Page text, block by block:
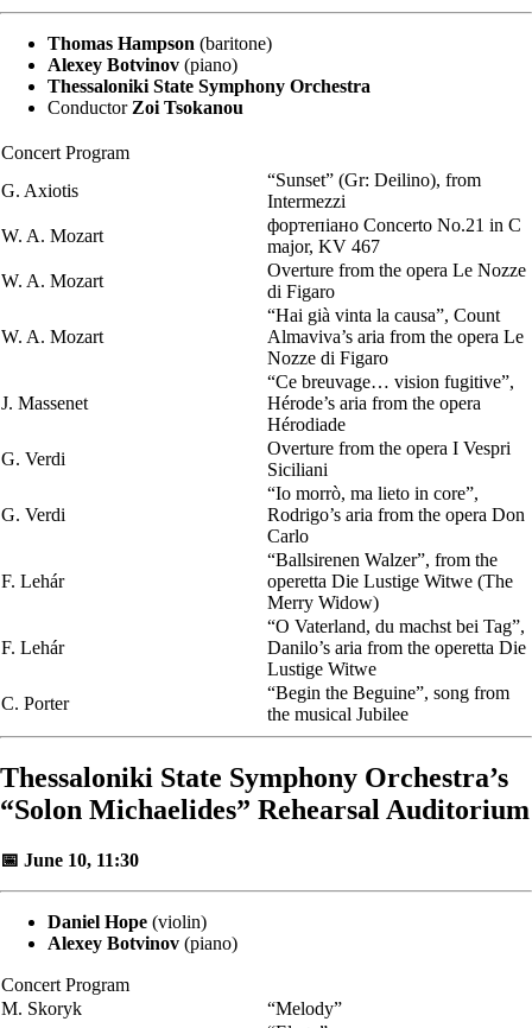
Thomas Hampson (baritone)
Alexey Botvinov (piano)
Thessaloniki State Symphony Orchestra
Conductor Zoi Tsokanou
Concert Program
G. Axiotis
“Sunset” (Gr: Deilino), from
Intermezzi
W. A. Μοzart
фортепіано Concerto No.21 in C
major, KV 467
W. A. Μοzart
Overture from the opera Le Nozze
di Figaro
W. A. Μοzart
“Hai già vinta la causa”, Count
Almaviva’s aria from the opera Le
Nozze di Figaro
J. Massenet
“Ce breuvage… vision fugitive”,
Hérode’s aria from the opera
Hérodiade
G. Verdi
Overture from the opera I Vespri
Siciliani
G. Verdi
“Io morrò, ma lieto in core”,
Rodrigo’s aria from the opera Don
Carlo
F. Lehár
“Ballsirenen Walzer”, from the
operetta Die Lustige Witwe (The
Merry Widow)
F. Lehár
“O Vaterland, du machst bei Tag”,
Danilo’s aria from the operetta Die
Lustige Witwe
C. Porter
“Begin the Beguine”, song from
the musical Jubilee
Thessaloniki State Symphony Orchestra’s
“Solon Michaelides” Rehearsal Auditorium
📅 June 10, 11:30
Daniel Hope (violin)
Alexey Botvinov (piano)
Concert Program
M. Skoryk
“Melody”